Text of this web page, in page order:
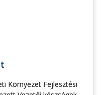
Környezet Fejlesztési